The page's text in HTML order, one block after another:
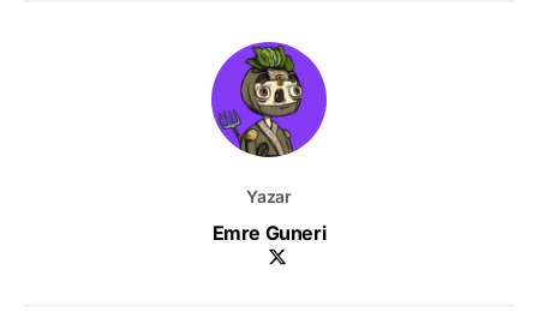
Yazar
Emre Guneri